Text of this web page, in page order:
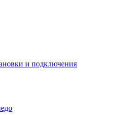
и подключения